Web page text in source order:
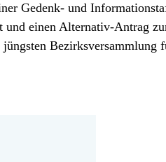
Gedenk- und
einen Alternativ-Antrag